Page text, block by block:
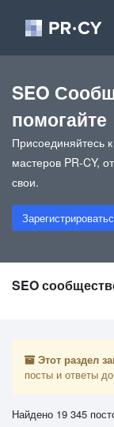
SEO
помогайте
Присоединяйтесь
мастеров PR-CY,
свои.
SEO
Этот раздел
посты и ответы
Найдено 19 345